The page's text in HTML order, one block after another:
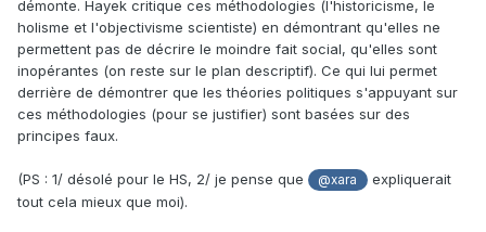
démonte. Hayek critique ces méthodologies (l'historicisme, le
holisme et l'objectivisme scientiste) en démontrant qu'elles ne
permettent pas de décrire le moindre fait social, qu'elles sont
inopérantes (on reste sur le plan descriptif). Ce qui lui permet
derrière de démontrer que les théories politiques s'appuyant sur
ces méthodologies (pour se justifier) sont basées sur des
principes faux.
(PS : 1/ désolé pour le HS, 2/ je pense que @xara
expliquerait
tout cela mieux que moi).